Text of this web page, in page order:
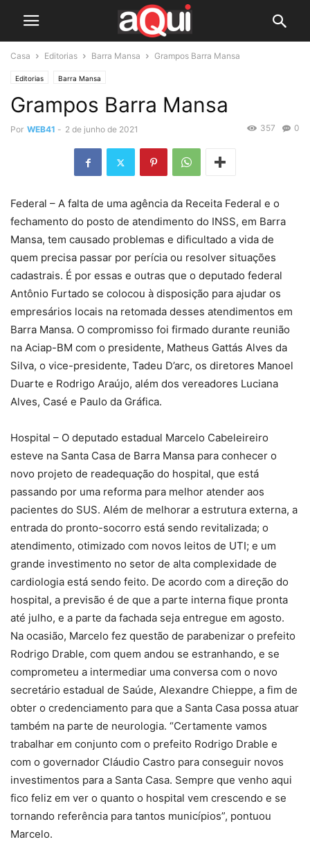
Casa Editorias Barra Mansa Grampos Barra Mansa
Editorias Barra Mansa
Grampos Barra Mansa
Por WEB41 - 2 de junho de 2021 0
357
Federal – A falta de uma agência da Receita Federal e o
fechamento do posto de atendimento do INSS, em Barra
Mansa, tem causado problemas e dificultado a vida de
quem precisa passar por perícia ou resolver situações
cadastrais. É por essas e outras que o deputado federal
Antônio Furtado se colocou à disposição para ajudar os
empresários locais na retomada desses atendimentos em
Barra Mansa. O compromisso foi firmado durante reunião
na Aciap-BM com o presidente, Matheus Gattás Alves da
Silva, o vice-presidente, Tadeu D’arc, os diretores Manoel
Duarte e Rodrigo Araújo, além dos vereadores Luciana
Alves, Casé e Paulo da Gráfica.
Hospital – O deputado estadual Marcelo Cabeleireiro
esteve na Santa Casa de Barra Mansa para conhecer o
novo projeto de readequação do hospital, que está
passando por uma reforma para melhor atender aos
pacientes do SUS. Além de melhorar a estrutura externa, a
entrada do pronto-socorro está sendo revitalizada; o
atendimento, otimizado com novos leitos de UTI; e um
grande investimento no setor de alta complexidade de
cardiologia está sendo feito. De acordo com a direção do
hospital, a previsão é de que a parte interna fique pronta
até julho, e a parte da fachada seja entregue em agosto.
Na ocasião, Marcelo fez questão de parabenizar o prefeito
Rodrigo Drable, com quem andou se estranhando, e se
comprometeu a intermediar uma conversa com o novo
secretário estadual de Saúde, Alexandre Chieppe, a fim de
obter o credenciamento para que a Santa Casa possa atuar
também na parte de neurologia. “Certamente vamos
trabalhar em conjunto com o prefeito Rodrigo Drable e
com o governador Cláudio Castro para conseguir novos
investimentos para a Santa Casa. Sempre que venho aqui
fico feliz em ver o quanto o hospital vem crescendo e se
tornando referência para tantos municípios”, pontuou
Marcelo.